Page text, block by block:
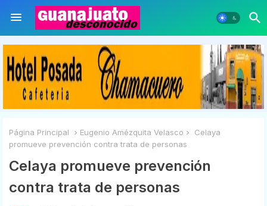
Página Principal Eugenio Amézquita Velasco
Celaya
promueve prevención contra trata de personas
Celaya promueve prevención
contra trata de personas